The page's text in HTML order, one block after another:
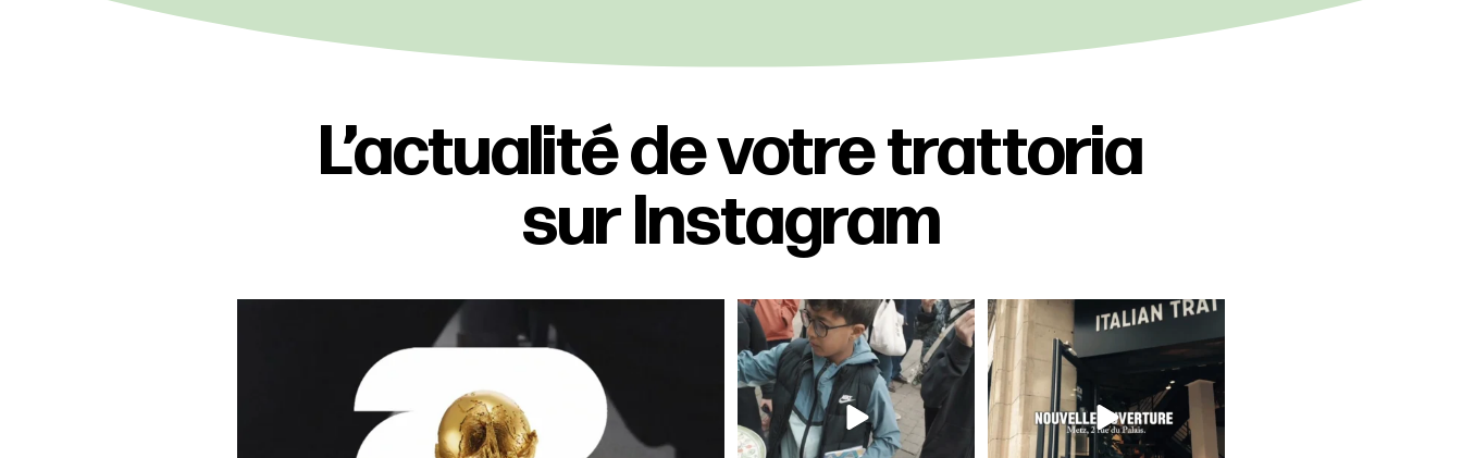
L’actualité de votre trattoria
sur Instagram
C`est l`heure du calcio !!
La Coupe du
...
27 5
Un momento vero à partager, au sens
propre comme
...
77 4
Metz, sa cathédrale, et maintenant sa
trattoria !
83 4